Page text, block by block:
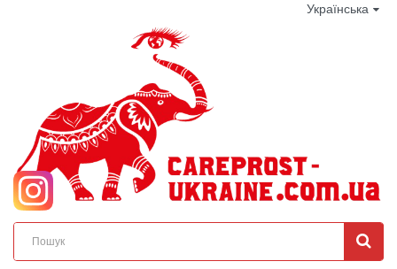
Українська